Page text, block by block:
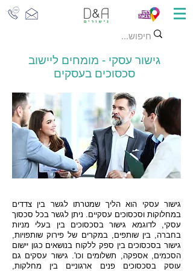
גישור עסקי - מומחים ליישוב
סכסוכים בעסקים
גישור עסקי הוא הליך שמטרתו לגשר בין צדדים
במחלוקות וסכסוכים עסקיים. ניתן לגשר בכל סכסוך
עסקי, לדוגמא גישור בסכסוכים בין בעלי מניות
בחברה, בין שותפים, במקרים של פירוק שותפויות,
גישור בסכסוכים בין ספק ללקוח בנושאים כגון יישום
הסכמים, אספקה, תשלומים וכו'. גישור עסקים גם
עוסק בסכסוכים פנים ארגוניים בין מחלקות,